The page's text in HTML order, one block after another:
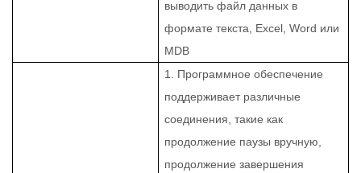
выводить файл данных в
формате текста, Excel, Word или
MDB
1. Программное обеспечение
поддерживает различные
соединения, такие как
продолжение паузы вручную,
продолжение завершения